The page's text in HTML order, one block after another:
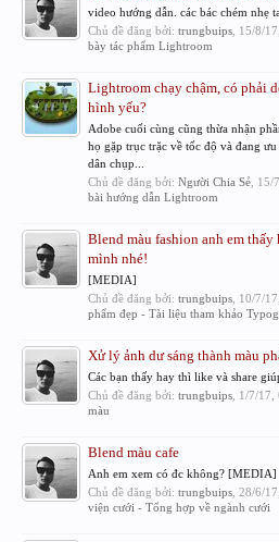
video hướng dẫn. các bác chém nhẹ
Chủ đề đăng bởi: trungbuips 15/8/17
bày tác phẩm Lightroom
Lightroom chạy chậm, có phải
hình yếu?
Adobe cuối cùng cũng thừa nhận
họ gặp trục trặc về tốc độ và đang
dân chụp...
Chủ đề đăng bởi: Người Chia Sẻ 15/
bài hướng dẫn Lightroom
Blend màu fashion anh em
mình nhé!
[MEDIA]
Chủ đề đăng bởi: trungbuips 10/7/17
phẩm đẹp - Tài liệu tham khảo
Xử lý ảnh dư sáng thành màu
Các bạn thấy hay thì like và share
Chủ đề đăng bởi: trungbuips 1/7/17
màu
Blend màu cafe
Anh em xem có đc không? [MEDIA]
Chủ đề đăng bởi: trungbuips 28/6/17
viện cưới - Tổng hợp về ngành cưới